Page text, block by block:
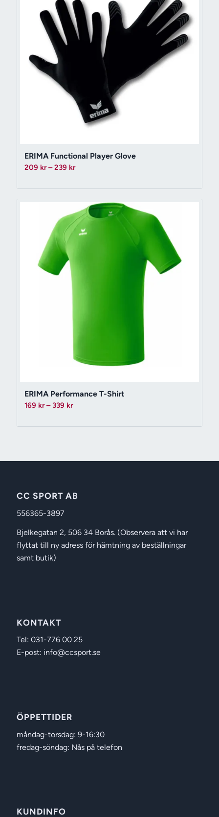
ERIMA Functional Player Glove
209 kr – 239 krPrisintervall:
till
239 kr
ERIMA Performance T-Shirt
169 kr – 339 krPrisintervall:
till
CC SPORT AB
556365-3897
Bjelkegatan 2, 506 34 Borås. (Observera att vi har
flyttat till ny adress för hämtning av beställningar
samt butik)
KONTAKT
Tel: 031-776 00 25
E-post: info@ccsport.se
ÖPPETTIDER
måndag-torsdag: 9-16:30
fredag-söndag: Nås på telefon
KUNDINFO